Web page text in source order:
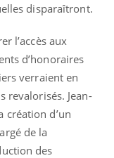
disparaîtront.
l’accès aux
d’honoraires
verraient en
revalorisés. Jean-
création d’un
de la
des